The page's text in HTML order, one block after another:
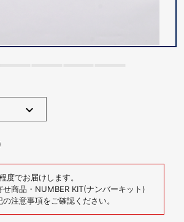
度でお届けします。
商品・NUMBER KIT(ナンバーキット)
注意事項をご確認ください。